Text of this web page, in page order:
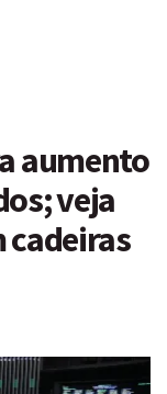
aumento
veja
cadeiras